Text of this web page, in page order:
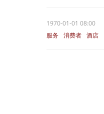
1970-01-01 08:00
服务 消费者 酒店